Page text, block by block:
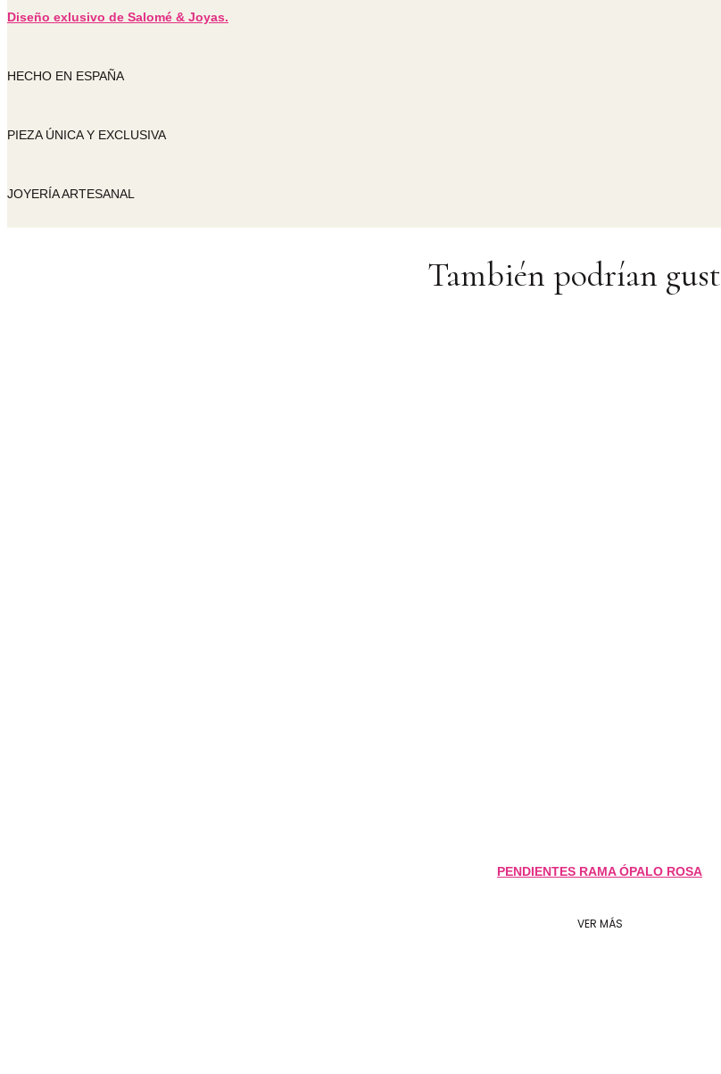
Diseño exlusivo de Salomé & Joyas.
HECHO EN ESPAÑA
PIEZA ÚNICA Y EXCLUSIVA
JOYERÍA ARTESANAL
También podrían
PENDIENTES RAMA ÓPALO ROSA
VER MÁS